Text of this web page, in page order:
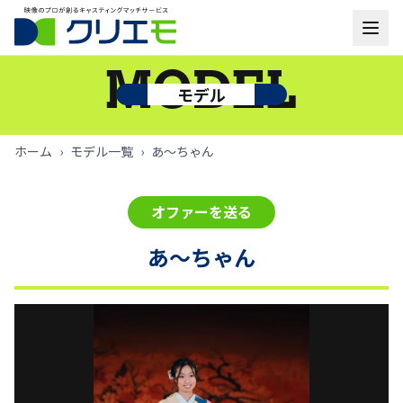
モデル一覧
よくあるご質問
モデル
MODEL
ホーム › モデル一覧 › あ～ちゃん
あ～ちゃん
オファーを送る